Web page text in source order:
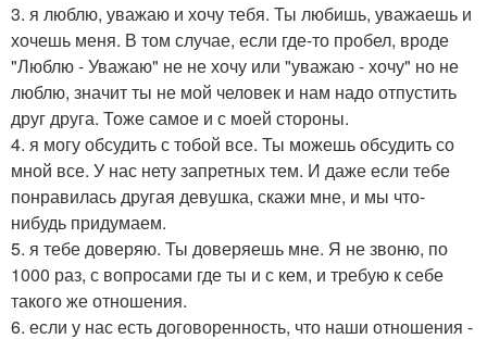
3. я люблю, уважаю и хочу тебя. Ты любишь, уважаешь и
хочешь меня. В том случае, если где-то пробел, вроде
"Люблю - Уважаю" не не хочу или "уважаю - хочу" но не
люблю, значит ты не мой человек и нам надо отпустить
друг друга. Тоже самое и с моей стороны.
4. я могу обсудить с тобой все. Ты можешь обсудить со
мной все. У нас нету запретных тем. И даже если тебе
понравилась другая девушка, скажи мне, и мы что-
нибудь придумаем.
5. я тебе доверяю. Ты доверяешь мне. Я не звоню, по
1000 раз, с вопросами где ты и с кем, и требую к себе
такого же отношения.
6. если у нас есть договоренность, что наши отношения -